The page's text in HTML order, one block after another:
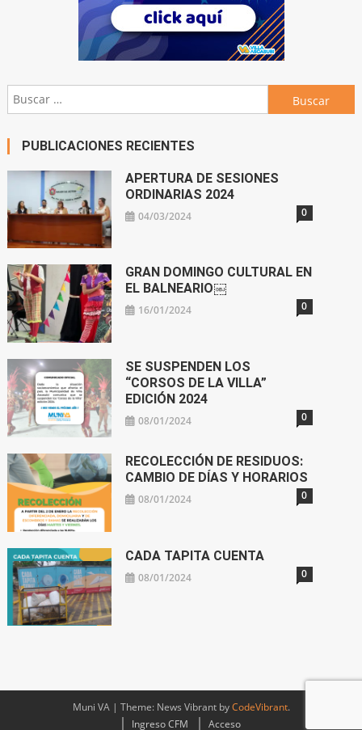
Buscar:
PUBLICACIONES RECIENTES
APERTURA DE SESIONES
ORDINARIAS 2024
04/03/2024 0
GRAN DOMINGO CULTURAL EN
EL BALNEARIO￼
16/01/2024 0
SE SUSPENDEN LOS
“CORSOS DE LA VILLA”
EDICIÓN 2024
08/01/2024 0
RECOLECCIÓN DE RESIDUOS:
CAMBIO DE DÍAS Y HORARIOS
08/01/2024 0
CADA TAPITA CUENTA
08/01/2024 0
Muni VA | Theme: News Vibrant byCodeVibrant.
Ingreso CFM
Acceso